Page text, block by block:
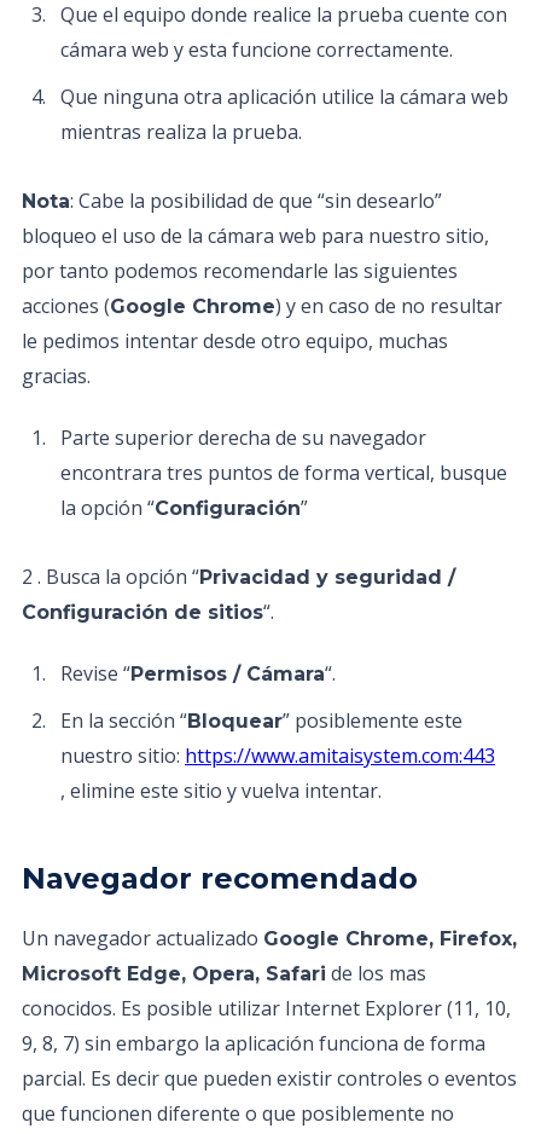
Que el equipo donde realice la prueba cuente con
cámara web y esta funcione correctamente.
Que ninguna otra aplicación utilice la cámara web
mientras realiza la prueba.
Nota: Cabe la posibilidad de que “sin desearlo”
bloqueo el uso de la cámara web para nuestro sitio,
por tanto podemos recomendarle las siguientes
acciones (Google Chrome) y en caso de no resultar
le pedimos intentar desde otro equipo, muchas
gracias.
Parte superior derecha de su navegador
encontrara tres puntos de forma vertical, busque
la opción “Configuración”
2 . Busca la opción “Privacidad y seguridad /
Configuración de sitios“.
Revise “Permisos / Cámara“.
En la sección “Bloquear” posiblemente este
nuestro sitio: https://www.amitaisystem.com:443
, elimine este sitio y vuelva intentar.
Navegador recomendado
Un navegador actualizado Google Chrome, Firefox,
Microsoft Edge, Opera, Safari de los mas
conocidos. Es posible utilizar Internet Explorer (11, 10,
9, 8, 7) sin embargo la aplicación funciona de forma
parcial. Es decir que pueden existir controles o eventos
que funcionen diferente o que posiblemente no